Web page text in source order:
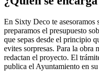
En Sixty Deco te asesoramos
preparamos el presupuesto
que sepas desde el principio
evites sorpresas. Para la obra
redactan el proyecto. El
publica el Ayuntamiento en